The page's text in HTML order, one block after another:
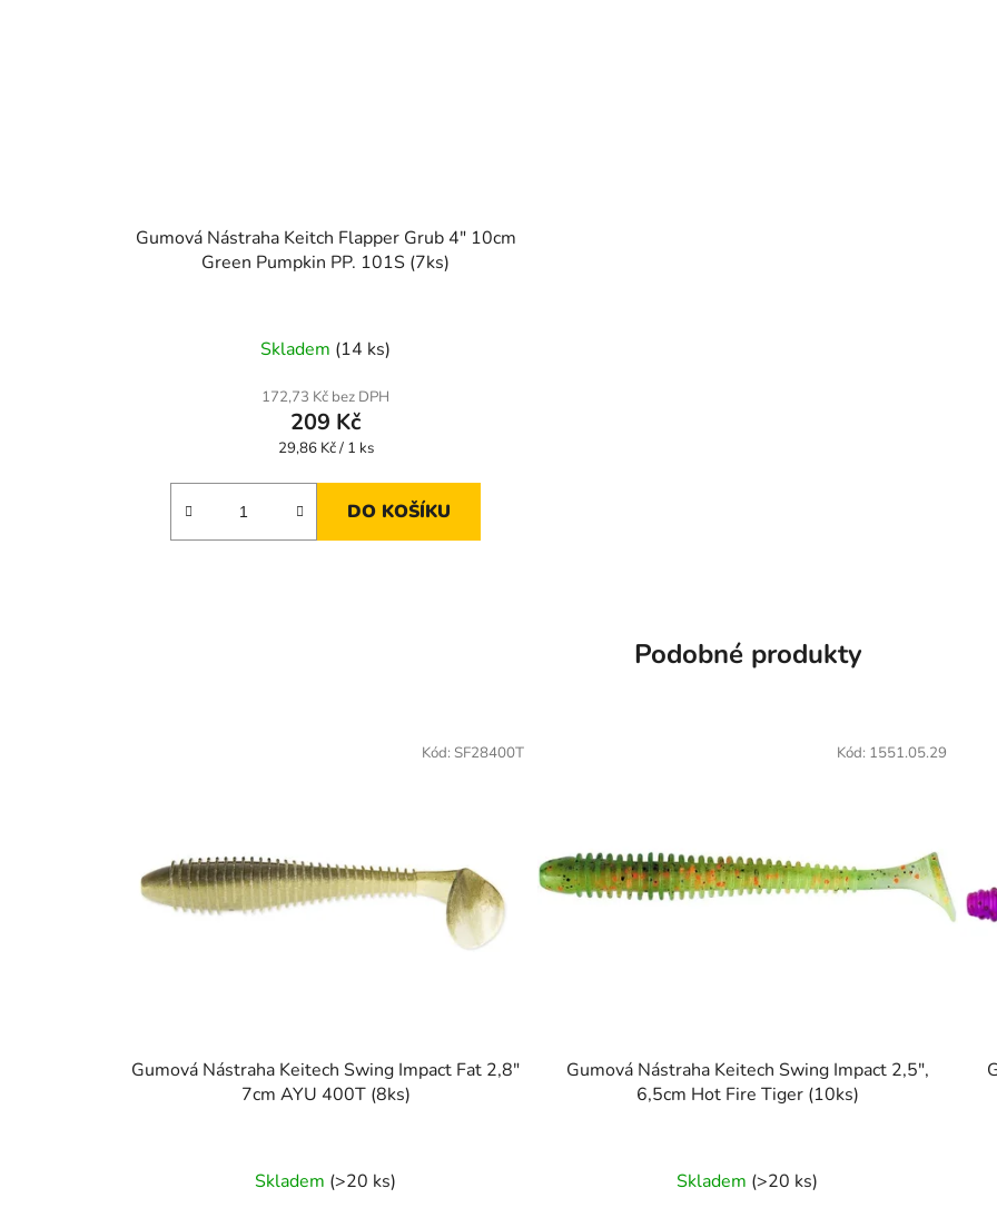
Gumová Nástraha Keitch Flapper Grub 4" 10cm
Green Pumpkin PP. 101S (7ks)
Skladem (14 ks)
172,73 Kč bez DPH
209 Kč
Měrná
29,86 Kč / 1 ks
DO KOŠÍKU
Podobné produkty
Gumová Nástraha Keitech Swing Impact Fat 2,8"
7cm AYU 400T (8ks)
Skladem (>20 ks)
Kód:SF28400T
Gumová Nástraha Keitech Swing Impact 2,5",
6,5cm Hot Fire Tiger (10ks)
Skladem (>20 ks)
Kód: 1551.05.29